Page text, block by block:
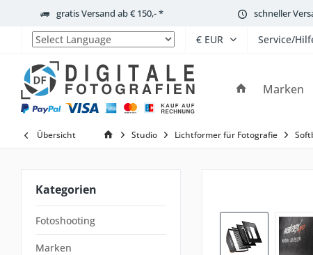
gratis Versand ab € 150,- * schneller
Powered by
Service/
Marken
Übersicht Studio Lichtformer für Fotografie
Kategorien
Fotoshooting
Marken